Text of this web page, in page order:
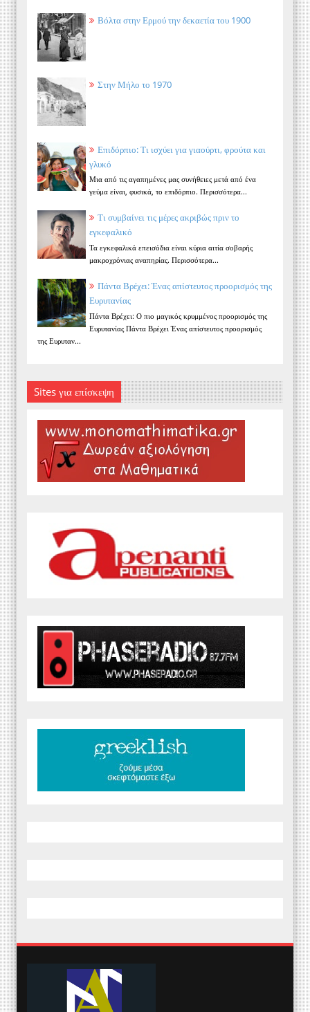
Βόλτα στην Ερμού την δεκαετία του 1900
Στην Μήλο το 1970
Επιδόρπιο: Τι ισχύει για γιαούρτι, φρούτα και
γλυκό
Μια από τις αγαπημένες μας συνήθειες μετά από ένα
γεύμα είναι, φυσικά, το επιδόρπιο. Περισσότερα...
Τι συμβαίνει τις μέρες ακριβώς πριν το
εγκεφαλικό
Τα εγκεφαλικά επεισόδια είναι κύρια αιτία σοβαρής
μακροχρόνιας αναπηρίας. Περισσότερα...
Πάντα Βρέχει: Ένας απίστευτος προορισμός της
Ευρυτανίας
Πάντα Βρέχει: Ο πιο μαγικός κρυμμένος προορισμός της
Ευρυτανίας Πάντα Βρέχει Ένας απίστευτος προορισμός
της Ευρυταν...
Sites για επίσκεψη